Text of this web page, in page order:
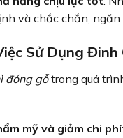
và chắc chắn,
Sử Dụng
đóng gỗtrong quá
mỹ và giảm chi phí